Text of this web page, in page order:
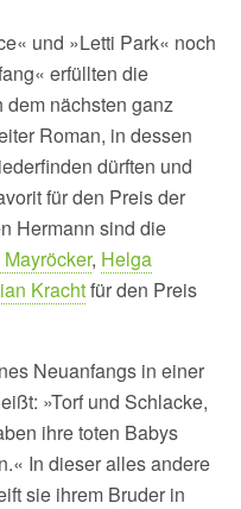
und »Letti Park« noch
erfüllten die
nächsten ganz
Roman, in dessen
dürften und
für den Preis der
Hermann sind die
, Helga
Krachtfür den Preis
Neuanfangs in einer
»Torf und Schlacke,
ihre toten Babys
In dieser alles andere
sie ihrem Bruder in